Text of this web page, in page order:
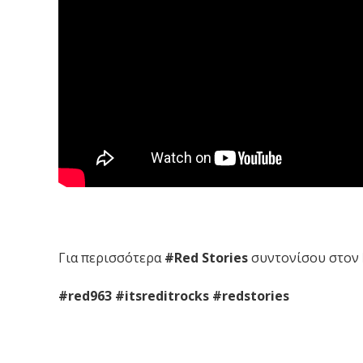
Για περισσότερα#Red Storiesσυντονίσου στον
#red963 #itsreditrocks #redstories